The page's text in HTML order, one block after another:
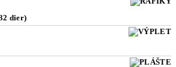
dier)